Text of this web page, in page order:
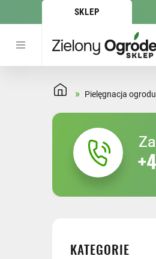
SKLEP
» Pielęgnacja ogrodu
KATEGORIE